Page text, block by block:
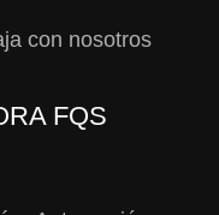
con nosotros
FQS